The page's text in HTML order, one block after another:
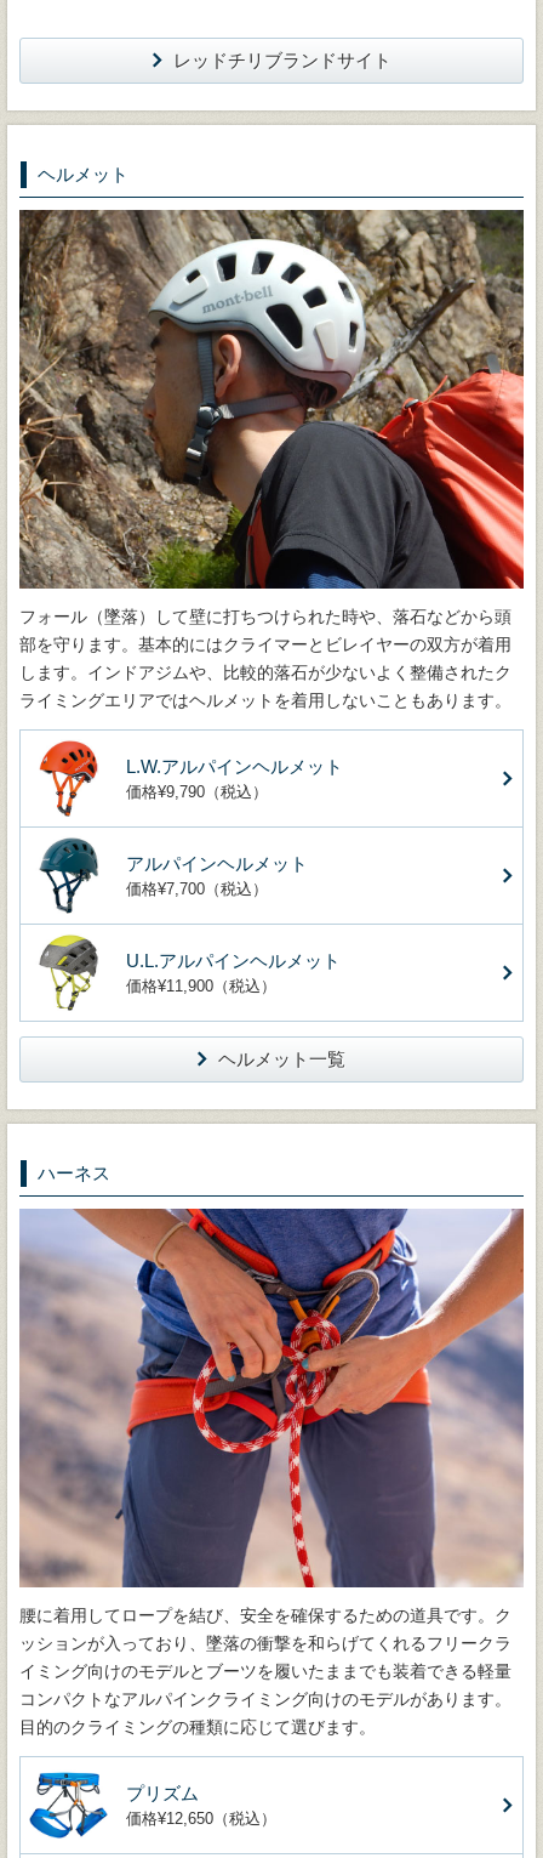
レッドチリブランドサイト
ヘルメット
フォール（墜落）して壁に打ちつけられた時や、落石などから頭
部を守ります。基本的にはクライマーとビレイヤーの双方が着用
します。インドアジムや、比較的落石が少ないよく整備されたク
ライミングエリアではヘルメットを着用しないこともあります。
L.W.アルパインヘルメット
価格¥9,790（税込）
アルパインヘルメット
価格¥7,700（税込）
U.L.アルパインヘルメット
価格¥11,900（税込）
ヘルメット一覧
ハーネス
腰に着用してロープを結び、安全を確保するための道具です。ク
ッションが入っており、墜落の衝撃を和らげてくれるフリークラ
イミング向けのモデルとブーツを履いたままでも装着できる軽量
コンパクトなアルパインクライミング向けのモデルがあります。
目的のクライミングの種類に応じて選びます。
プリズム
価格¥12,650（税込）